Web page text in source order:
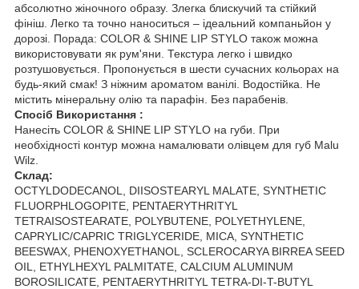
абсолютно жіночного образу. Злегка блискучий та стійкий
фініш. Легко та точно наноситься – ідеальний компаньйон у
дорозі. Порада: COLOR & SHINE LIP STYLO також можна
використовувати як рум'яни. Текстура легко і швидко
розтушовується. Пропонується в шести сучасних кольорах на
будь-який смак! З ніжним ароматом ванілі. Водостійка. Не
містить мінеральну олію та парафін. Без парабенів.
Спосіб Використання :
Нанесіть COLOR & SHINE LIP STYLO на губи. При
необхідності контур можна намалювати олівцем для губ Malu
Wilz.
Склад:
OCTYLDODECANOL, DIISOSTEARYL MALATE, SYNTHETIC
FLUORPHLOGOPITE, PENTAERYTHRITYL
TETRAISOSTEARATE, POLYBUTENE, POLYETHYLENE,
CAPRYLIC/CAPRIC TRIGLYCERIDE, MICA, SYNTHETIC
BEESWAX, PHENOXYETHANOL, SCLEROCARYA BIRREA SEED
OIL, ETHYLHEXYL PALMITATE, CALCIUM ALUMINUM
BOROSILICATE, PENTAERYTHRITYL TETRA-DI-T-BUTYL